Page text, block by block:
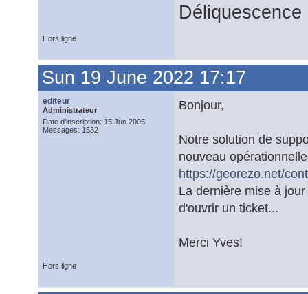
Hors ligne
Sun 19 June 2022 17:17
editeur
Administrateur
Date d'inscription: 15 Jun 2005
Messages: 1532
Bonjour,
Notre solution de
nouveau
https://georezo.net/
La dernière mise à
d'ouvrir un ticket...
Merci Yves!
Hors ligne